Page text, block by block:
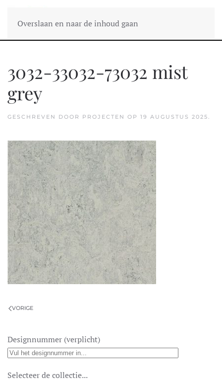
Overslaan en naar de inhoud gaan
3032-33032-73032 mist
grey
GESCHREVEN DOOR PROJECTEN OP 19 AUGUSTUS 2025.
VORIGE
Designnummer (verplicht)
Selecteer de collectie...